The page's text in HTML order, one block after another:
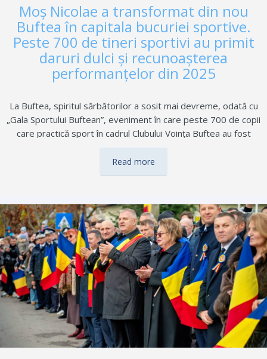
Moș Nicolae a transformat din nou
Buftea în capitala bucuriei sportive.
Peste 700 de tineri sportivi au primit
daruri dulci și recunoașterea
performanțelor din 2025
La Buftea, spiritul sărbătorilor a sosit mai devreme, odată cu
„Gala Sportului Buftean”, eveniment în care peste 700 de copii
care practică sport în cadrul Clubului Voința Buftea au fost
vineri, 5 decembrie, organizată cu sprijinul primarului
Gheorghe Pistol, a readus emoția întâlnirii cu Moș Nicolae,
dulce, transformând gala într-un moment plin de lumină,
recunoștință și energie pozitivă. Sala de Sport a Liceului
Tehnologic „Dumitru Dumitrescu” s-a umplut, vineri seara, de
energie și emoție, devenind scena în care tinerii sportivi,
alături…
Read more